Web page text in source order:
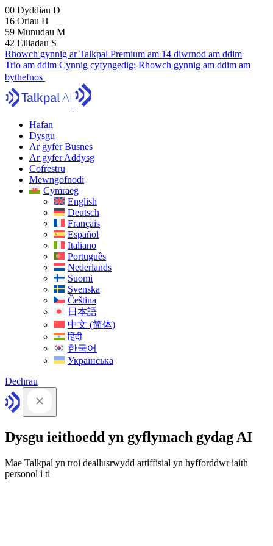
00 Dyddiau D
16 Oriau H
59 Munudau M
41 Eiliadau S
Rhowch gynnig ar Talkpal Premium am 14 diwrnod am ddim
Trio am ddim Cynnig cyfyngedig: Rhowch gynnig am ddim am
bythefnos
Hafan
Dysgu
Ar gyfer Busnes
Ar gyfer Addysg
Cofrestru
Mewngofnodi
Cymraeg
English
Deutsch
Français
Español
Italiano
Português
Nederlands
Suomi
Svenska
Čeština
日本語
中文 (简体)
हिंदी
한국어
Українська
Dechrau
Dysgu ieithoedd yn gyflymach gydag AI
Mae Talkpal yn troi deallusrwydd artiffisial yn hyfforddwr iaith
personol i ti